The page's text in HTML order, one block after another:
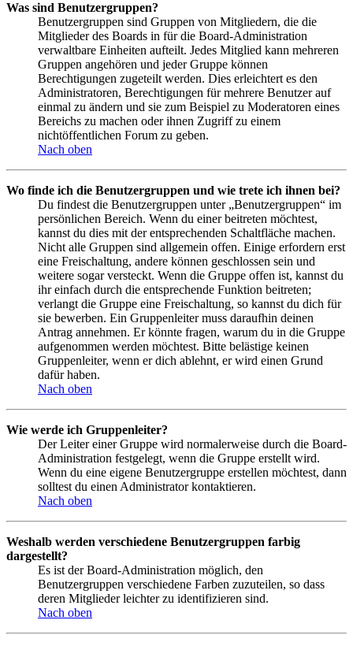
Was sind Benutzergruppen?
Benutzergruppen sind Gruppen von Mitgliedern, die die
Mitglieder des Boards in für die Board-Administration
verwaltbare Einheiten aufteilt. Jedes Mitglied kann mehreren
Gruppen angehören und jeder Gruppe können
Berechtigungen zugeteilt werden. Dies erleichtert es den
Administratoren, Berechtigungen für mehrere Benutzer auf
einmal zu ändern und sie zum Beispiel zu Moderatoren eines
Bereichs zu machen oder ihnen Zugriff zu einem
nichtöffentlichen Forum zu geben.
Nach oben
Wo finde ich die Benutzergruppen und wie trete ich ihnen bei?
Du findest die Benutzergruppen unter „Benutzergruppen“ im
persönlichen Bereich. Wenn du einer beitreten möchtest,
kannst du dies mit der entsprechenden Schaltfläche machen.
Nicht alle Gruppen sind allgemein offen. Einige erfordern erst
eine Freischaltung, andere können geschlossen sein und
weitere sogar versteckt. Wenn die Gruppe offen ist, kannst du
ihr einfach durch die entsprechende Funktion beitreten;
verlangt die Gruppe eine Freischaltung, so kannst du dich für
sie bewerben. Ein Gruppenleiter muss daraufhin deinen
Antrag annehmen. Er könnte fragen, warum du in die Gruppe
aufgenommen werden möchtest. Bitte belästige keinen
Gruppenleiter, wenn er dich ablehnt, er wird einen Grund
dafür haben.
Nach oben
Wie werde ich Gruppenleiter?
Der Leiter einer Gruppe wird normalerweise durch die Board-
Administration festgelegt, wenn die Gruppe erstellt wird.
Wenn du eine eigene Benutzergruppe erstellen möchtest, dann
solltest du einen Administrator kontaktieren.
Nach oben
Weshalb werden verschiedene Benutzergruppen farbig
dargestellt?
Es ist der Board-Administration möglich, den
Benutzergruppen verschiedene Farben zuzuteilen, so dass
deren Mitglieder leichter zu identifizieren sind.
Nach oben